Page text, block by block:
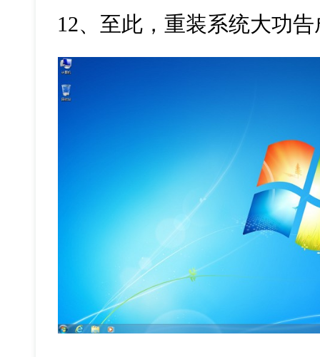
12、至此，重装系统大功告